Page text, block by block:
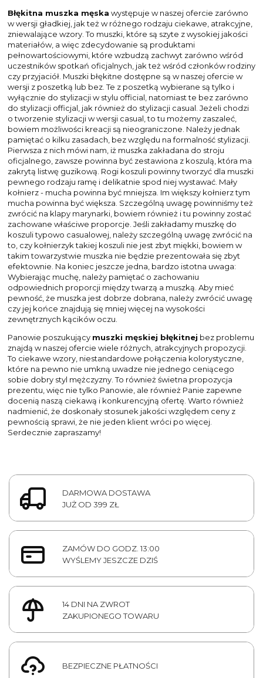
Błękitna muszka męska występuje w naszej ofercie zarówno
w wersji gładkiej, jak też w różnego rodzaju ciekawe, atrakcyjne,
zniewalające wzory. To muszki, które są szyte z wysokiej jakości
materiałów, a więc zdecydowanie są produktami
pełnowartościowymi, które wzbudzą zachwyt zarówno wśród
uczestników spotkań oficjalnych, jak też wśród członków rodziny
czy przyjaciół. Muszki błękitne dostępne są w naszej ofercie w
wersji z poszetką lub bez. Te z poszetką wybierane są tylko i
wyłącznie do stylizacji w stylu official, natomiast te bez zarówno
do stylizacji officjal, jak również do stylizacji casual. Jeżeli chodzi
o tworzenie stylizacji w wersji casual, to tu możemy zaszaleć,
bowiem możliwości kreacji są nieograniczone. Należy jednak
pamiętać o kilku zasadach, bez względu na formalność stylizacji.
Pierwsza z nich mówi nam, iż muszka zakładana do stroju
oficjalnego, zawsze powinna być zestawiona z koszulą, która ma
zakrytą listwę guzikową. Rogi koszuli powinny tworzyć dla muszki
pewnego rodzaju ramę i delikatnie spod niej wystawać. Mały
kołnierz - mucha powinna być mniejsza. Im większy kołnierz tym
mucha powinna być większa. Szczególną uwagę powinniśmy też
zwrócić na klapy marynarki, bowiem również i tu powinny zostać
zachowane właściwe proporcje. Jeśli zakładamy muszkę do
koszuli typowo casualowej, należy szczególną uwagę zwrócić na
to, czy kołnierzyk takiej koszuli nie jest zbyt miękki, bowiem w
takim towarzystwie muszka nie będzie prezentowała się zbyt
efektownie. Na koniec jeszcze jedna, bardzo istotna uwaga:
Wybierając muchę, należy pamiętać o zachowaniu
odpowiednich proporcji między twarzą a muszką. Aby mieć
pewność, że muszka jest dobrze dobrana, należy zwrócić uwagę
czy jej końce znajdują się mniej więcej na wysokości
zewnętrznych kącików oczu.
Panowie poszukujący muszki męskiej błękitnej bez problemu
znajdą w naszej ofercie wiele różnych, atrakcyjnych propozycji.
To ciekawe wzory, niestandardowe połączenia kolorystyczne,
które na pewno nie umkną uwadze nie jednego ceniącego
sobie dobry styl mężczyzny. To również świetna propozycja
prezentu, więc nie tylko Panowie, ale również Panie zapewne
docenią naszą ciekawą i konkurencyjną ofertę. Warto również
nadmienić, że doskonały stosunek jakości względem ceny z
pewnością sprawi, że nie jeden klient wróci po więcej.
Serdecznie zapraszamy!
DARMOWA DOSTAWA
JUŻ OD 399 ZŁ
ZAMÓW DO GODZ. 13:00
WYŚLEMY JESZCZE DZIŚ
14 DNI NA ZWROT
ZAKUPIONEGO TOWARU
BEZPIECZNE PŁATNOŚCI